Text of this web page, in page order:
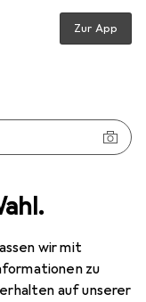
wir mit
zu
auf unserer
Zur App
Ck7x No Pwr CD Eu